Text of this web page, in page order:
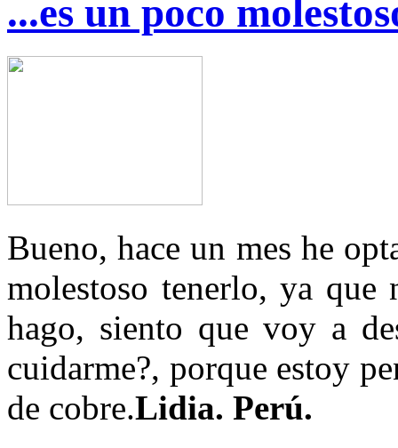
...es un poco
Bueno, hace un mes he
molestoso tenerlo, ya
hago, siento que voy a
cuidarme?, porque estoy
de cobre.Lidia. Perú.